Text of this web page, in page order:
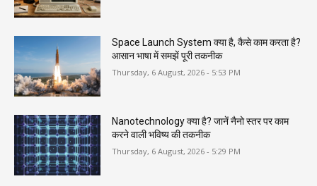
Space Launch System क्या है, कैसे काम करता है?
आसान भाषा में समझें पूरी तकनीक
Thursday, 6 August, 2026 - 5:53 PM
Nanotechnology क्या है? जानें नैनो स्तर पर काम
करने वाली भविष्य की तकनीक
Thursday, 6 August, 2026 - 5:29 PM